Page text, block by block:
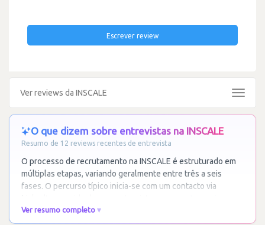
Escrever review
Ver reviews da INSCALE
Toggle
O que dizem sobre entrevistas na INSCALE
Resumo de 12 reviews recentes de entrevista
O processo de recrutamento na INSCALE é estruturado em
múltiplas etapas, variando geralmente entre três a seis
fases. O percurso típico inicia-se com um contacto via
LinkedIn, seguido de uma entrevista com os
Ver resumo completo